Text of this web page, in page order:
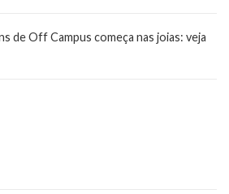
de Off Campus começa nas joias: veja